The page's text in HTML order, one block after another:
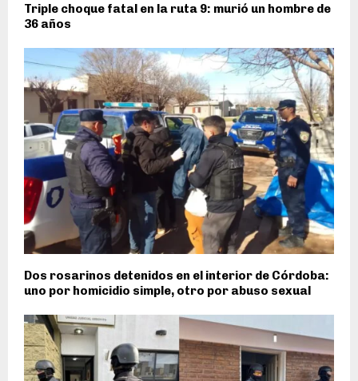
Triple choque fatal en la ruta 9: murió un hombre de
36 años
Dos rosarinos detenidos en el interior de Córdoba:
uno por homicidio simple, otro por abuso sexual